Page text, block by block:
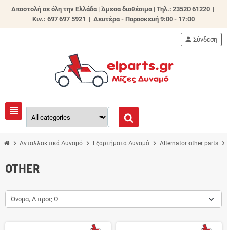
Αποστολή σε όλη την Ελλάδα | Άμεσα διαθέσιμα | Τηλ.: 23520 61220 |
Κιν.: 697 697 5921 | Δευτέρα - Παρασκευή 9:00 - 17:00
view_headline
person Σύνδεση
chevron_right Ανταλλακτικά Δυναμό chevron_right Εξαρτήματα Δυναμό chevron_right Alternator other parts chevron_right
OTHER
Όνομα, Α προς Ω